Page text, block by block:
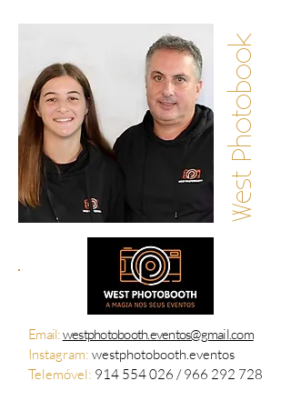
Email:westphotobooth.eventos@gmail.com
Instagram: westphotobooth.eventos
Telemóvel: 914 554 026 / 966 292 728
West Photobook